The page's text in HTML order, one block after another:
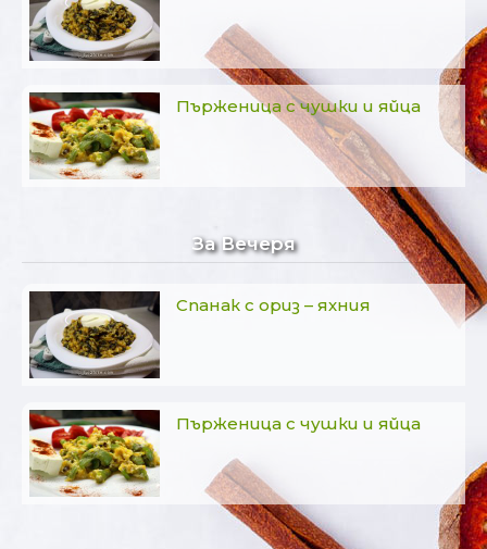
Пърженица с чушки и яйца
За Вечеря
Спанак с ориз – яхния
Пърженица с чушки и яйца